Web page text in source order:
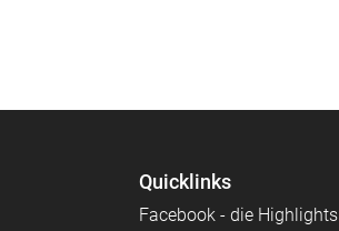
Quicklinks
Facebook - die Highlights